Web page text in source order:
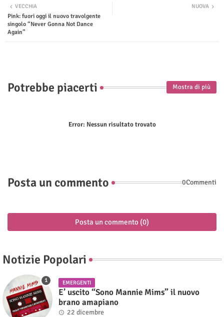
ter
NUOVA
VECCHIA
Pink: fuori oggi il nuovo travolgente
singolo “Never Gonna Not Dance
Again”
Potrebbe piacerti Mostra di più
Error: Nessun risultato trovato
Posta un commento 0Commenti
Posta un commento (0)
Notizie Popolari
EMERGENTI
E’ uscito “Sono Mannie Mims” il nuovo
brano amapiano
22 dicembre